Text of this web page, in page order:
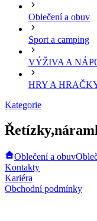
Oblečení a obuv
Sport a camping
VÝŽIVA A
HRY A
Kategorie
Oblečení a obuv
Kontakty
Kariéra
Obchodní podmínky